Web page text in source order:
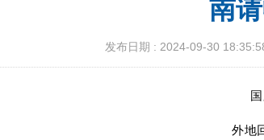
南
发布日期 : 2024-09-30
外地